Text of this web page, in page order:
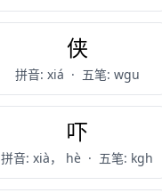
侠
拼音: xiá · 五笔: wgu
吓
拼音: xià， hè · 五笔: kgh